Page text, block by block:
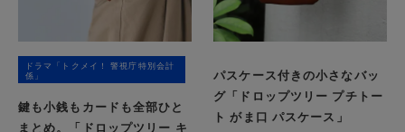
ドラマ「トクメイ！ 警視庁特別会計
係」
鍵も小銭もカードも全部ひと
まとめ。「ドロップツリー キ
パスケース付きの小さなバッ
グ「ドロップツリー プチトー
ト がま口 パスケース」